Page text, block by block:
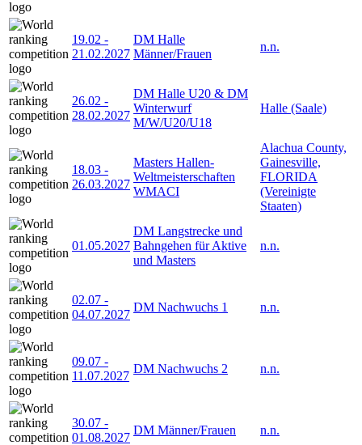
19.02 -
21.02.2027
DM Halle
Männer/Frauen
n.n.
26.02 -
28.02.2027
DM Halle U20 & DM
Winterwurf
M/W/U20/U18
Halle (Saale)
18.03 -
26.03.2027
Masters Hallen-
Weltmeisterschaften
WMACI
Alachua County,
Gainesville,
FLORIDA
(Vereinigte
Staaten)
01.05.2027
DM Langstrecke und
Bahngehen für Aktive
und Masters
n.n.
02.07 -
04.07.2027
DM Nachwuchs 1 n.n.
09.07 -
11.07.2027
DM Nachwuchs 2 n.n.
30.07 -
01.08.2027
DM Männer/Frauen n.n.